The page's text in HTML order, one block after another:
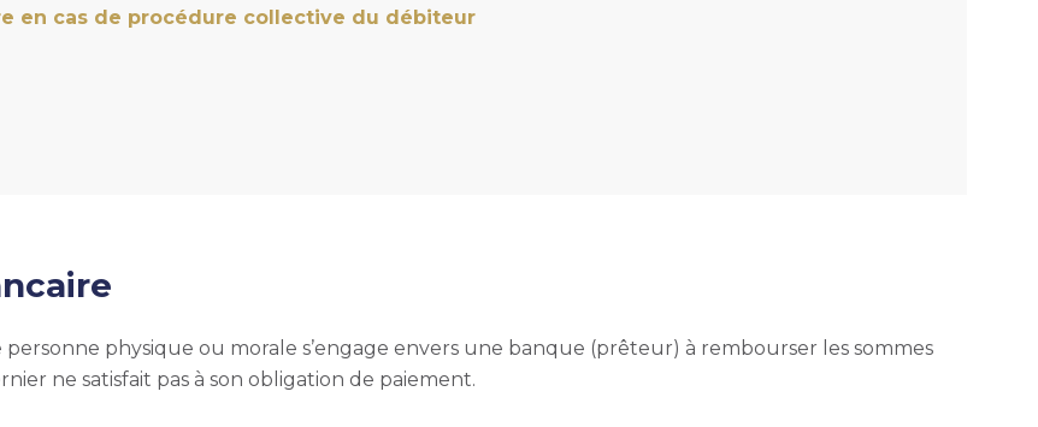
en cas de procédure collective du débiteur
physique ou morale s’engage envers une banque (prêteur) à rembourser les sommes
ne satisfait pas à son obligation de paiement.